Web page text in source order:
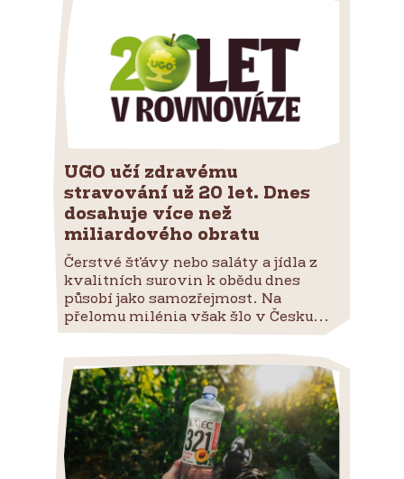
UGO učí zdravému
stravování už 20 let. Dnes
dosahuje více než
miliardového obratu
Čerstvé šťávy nebo saláty a jídla z
kvalitních surovin k obědu dnes
působí jako samozřejmost. Na
přelomu milénia však šlo v Česku...